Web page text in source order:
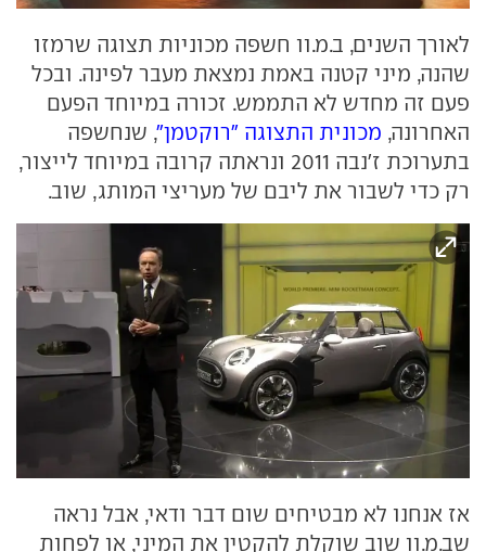
לאורך השנים, ב.מ.וו חשפה מכוניות תצוגה שרמזו
שהנה, מיני קטנה באמת נמצאת מעבר לפינה. ובכל
פעם זה מחדש לא התממש. זכורה במיוחד הפעם
האחרונה, מכונית התצוגה "רוקטמן", שנחשפה
בתערוכת ז'נבה 2011 ונראתה קרובה במיוחד לייצור,
רק כדי לשבור את ליבם של מעריצי המותג, שוב.
אז אנחנו לא מבטיחים שום דבר ודאי, אבל נראה
שב.מ.וו שוב שוקלת להקטין את המיני, או לפחות